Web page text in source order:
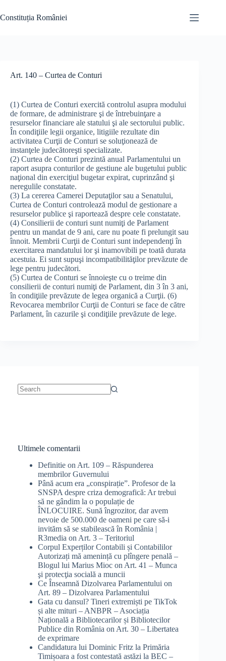
to
content
Constituția României
Art. 140 – Curtea de Conturi
(1) Curtea de Conturi exercită controlul asupra modului
de formare, de administrare şi de întrebuinţare a
resurselor financiare ale statului şi ale sectorului public.
În condiţiile legii organice, litigiile rezultate din
activitatea Curţii de Conturi se soluţionează de
instanţele judecătoreşti specializate.
(2) Curtea de Conturi prezintă anual Parlamentului un
raport asupra conturilor de gestiune ale bugetului public
naţional din exerciţiul bugetar expirat, cuprinzând şi
neregulile constatate.
(3) La cererea Camerei Deputaţilor sau a Senatului,
Curtea de Conturi controlează modul de gestionare a
resurselor publice şi raportează despre cele constatate.
(4) Consilierii de conturi sunt numiţi de Parlament
pentru un mandat de 9 ani, care nu poate fi prelungit sau
înnoit. Membrii Curţii de Conturi sunt independenţi în
exercitarea mandatului lor şi inamovibili pe toată durata
acestuia. Ei sunt supuşi incompatibilităţilor prevăzute de
lege pentru judecători.
(5) Curtea de Conturi se înnoieşte cu o treime din
consilierii de conturi numiţi de Parlament, din 3 în 3 ani,
în condiţiile prevăzute de legea organică a Curţii. (6)
Revocarea membrilor Curţii de Conturi se face de către
Parlament, în cazurile şi condiţiile prevăzute de lege.
Ultimele comentarii
Definitie on Art. 109 – Răspunderea
membrilor Guvernului
Până acum era „conspirație”. Profesor de la
SNSPA despre criza demografică: Ar trebui
să ne gândim la o populație de
ÎNLOCUIRE. Sună îngrozitor, dar avem
nevoie de 500.000 de oameni pe care să-i
invităm să se stabilească în România |
R3media on Art. 3 – Teritoriul
Corpul Experților Contabili și Contabililor
Autorizați mă amenință cu plîngere penală –
Blogul lui Marius Mioc on Art. 41 – Munca
şi protecţia socială a muncii
Ce Înseamnă Dizolvarea Parlamentului on
Art. 89 – Dizolvarea Parlamentului
Gata cu dansul? Tineri extremiști pe TikTok
și alte mituri – ANBPR – Asociația
Națională a Bibliotecarilor și Bibliotecilor
Publice din România on Art. 30 – Libertatea
de exprimare
Candidatura lui Dominic Fritz la Primăria
Timișoara a fost contestată astăzi la BEC –